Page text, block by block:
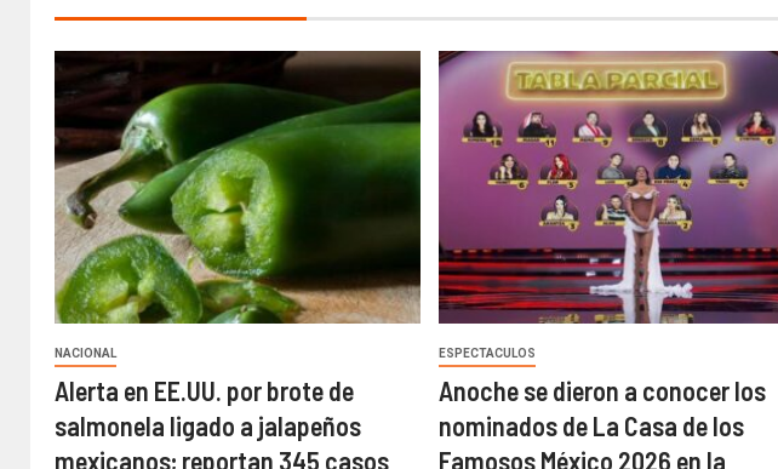
NACIONAL
Alerta en EE.UU. por brote de
salmonela ligado a jalapeños
mexicanos; reportan 345 casos
ESPECTACULOS
Anoche se dieron a conocer los
nominados de La Casa de los
Famosos México 2026 en la